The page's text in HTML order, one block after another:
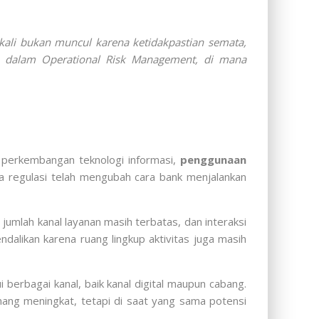
bukan muncul karena ketidakpastian semata,
Operational Risk Management, di mana
teknologi informasi, penggunaan
telah mengubah cara bank menjalankan
kanal layanan masih terbatas, dan interaksi
karena ruang lingkup aktivitas juga masih
kanal, baik kanal digital maupun cabang.
meningkat, tetapi di saat yang sama potensi